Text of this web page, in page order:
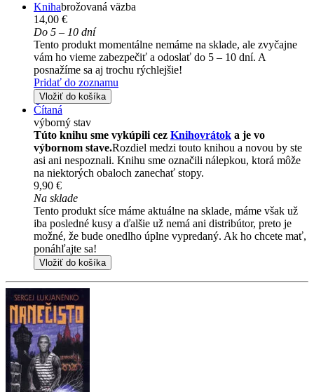
Knihabrožovaná väzba
14,00 €
Do 5 – 10 dní
Tento produkt momentálne nemáme na sklade, ale zvyčajne
vám ho vieme zabezpečiť a odoslať do 5 – 10 dní. A
posnažíme sa aj trochu rýchlejšie!
Pridať do zoznamu
Vložiť do košíka
Čítaná
výborný stav
Túto knihu sme vykúpili cez Knihovrátok a je vo
výbornom stave.Rozdiel medzi touto knihou a novou by ste
asi ani nespoznali. Knihu sme označili nálepkou, ktorá môže
na niektorých obaloch zanechať stopy.
9,90 €
Na sklade
Tento produkt síce máme aktuálne na sklade, máme však už
iba posledné kusy a ďalšie už nemá ani distribútor, preto je
možné, že bude onedlho úplne vypredaný. Ak ho chcete mať,
ponáhľajte sa!
Vložiť do košíka